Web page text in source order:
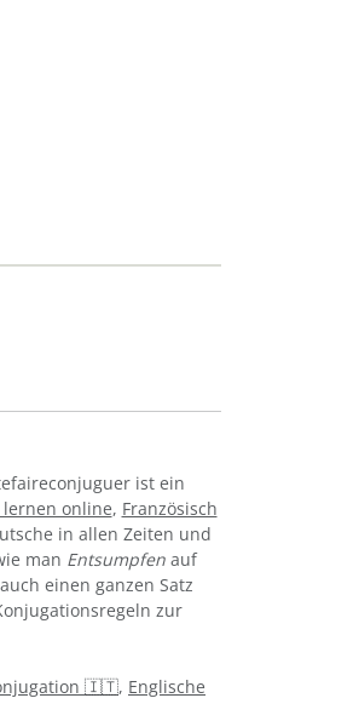
ist ein
lernen online, Französisch
in allen Zeiten und
man Entsumpfen auf
einen ganzen Satz
zur
🇮🇹, Englische